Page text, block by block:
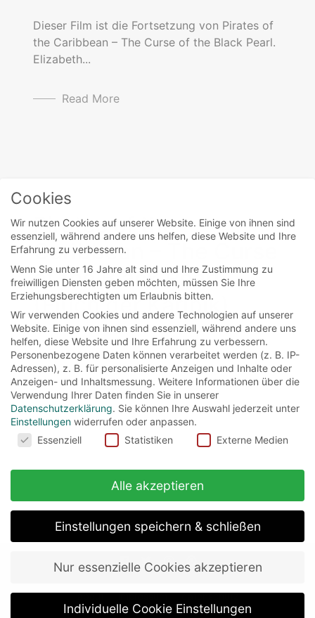
Dieser Film ist die Fortsetzung von Pirates of
the Caribbean – The Curse of the Black Pearl.
Elizabeth...
Read More
movies
Pirates of the
Caribbean – The Curse
of the Black Pearl
(Fluch der Karibik)
Captain Jack Sparrow ist legendär. Doch
leider ist er auch ein Pirat, und so ist es nicht
verwunderlich,...
Read More
about impressum datenschutz
Cookies
Wir nutzen Cookies auf unserer Website. Einige von ihnen sind
essenziell, während andere uns helfen, diese Website und Ihre
Erfahrung zu verbessern.
Wenn Sie unter 16 Jahre alt sind und Ihre Zustimmung zu
freiwilligen Diensten geben möchten, müssen Sie Ihre
Erziehungsberechtigten um Erlaubnis bitten.
Wir verwenden Cookies und andere Technologien auf unserer
Website. Einige von ihnen sind essenziell, während andere uns
helfen, diese Website und Ihre Erfahrung zu verbessern.
Personenbezogene Daten können verarbeitet werden (z. B. IP-
Adressen), z. B. für personalisierte Anzeigen und Inhalte oder
Anzeigen- und Inhaltsmessung. Weitere Informationen über die
Verwendung Ihrer Daten finden Sie in unserer
Datenschutzerklärung. Sie können Ihre Auswahl jederzeit unter
Einstellungen widerrufen oder anpassen.
CookiesEssenziell Statistiken Externe Medien
Alle akzeptieren
Einstellungen speichern & schließen
Nur essenzielle Cookies akzeptieren
Individuelle Cookie Einstellungen